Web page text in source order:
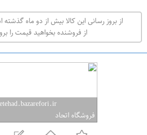
از بروز رسانی این کالا بیش از دو ماه
از فروشنده بخواهید قیمت را
etehad.bazarefori.ir
فروشگاه اتحاد